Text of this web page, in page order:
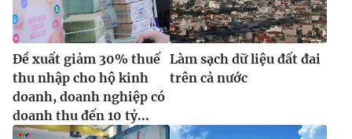
Đề xuất giảm 30% thuế
thu nhập cho hộ kinh
doanh, doanh nghiệp có
doanh thu đến 10 tỷ...
Làm sạch dữ liệu đất đai
trên cả nước